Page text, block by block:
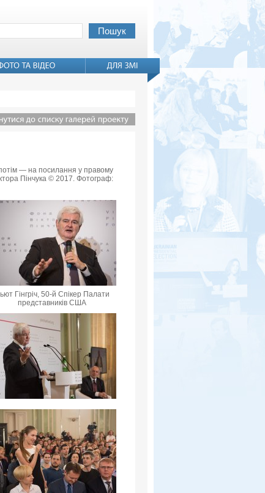
потім — на посилання у правому
Пінчука © 2017. Фотограф:
Гінгріч, 50-й Спікер Палати
представників США